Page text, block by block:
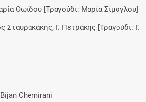
Θωίδου [Τραγούδι: Μαρία Σίμογλου]
Σταυρακάκης, Γ. Πετράκης [Τραγούδι: Γ.
Chemirani